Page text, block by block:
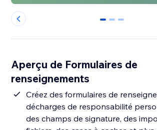
0 1 2
Aperçu de Formulaires de
renseignements
Créez des formulaires de
décharges de responsabilité
des champs de signature, des